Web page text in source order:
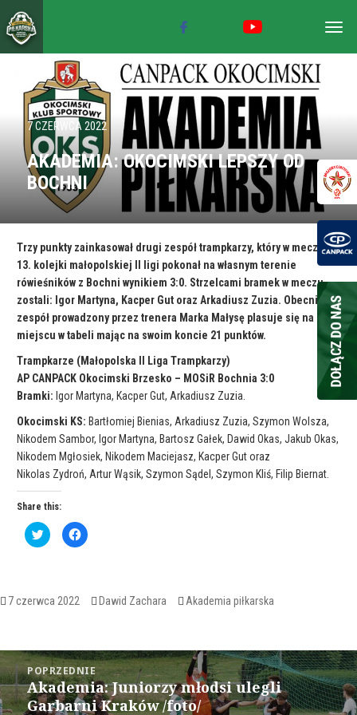
7 CZERWCA 2022
AKADEMIA: OKOCIMSKI LEPSZY OD
BOCHNI
Trzy punkty zainkasował drugi zespół trampkarzy, który w meczu
13. kolejki małopolskiej II ligi pokonał na własnym terenie
rówieśników z Bochni wynikiem 3:0. Strzelcami bramek w meczu
zostali: Igor Martyna, Kacper Gut oraz Arkadiusz Zuzia. Obecnie
zespół prowadzony przez trenera Marka Małysę plasuje się na 5
miejscu w tabeli mając na swoim koncie 21 punktów.
Trampkarze (Małopolska II Liga Trampkarzy)
AP CANPACK Okocimski Brzesko – MOSiR Bochnia 3:0
Bramki: Igor Martyna, Kacper Gut, Arkadiusz Zuzia.
Okocimski KS: Bartłomiej Bienias, Arkadiusz Zuzia, Szymon Wolsza,
Nikodem Sambor, Igor Martyna, Bartosz Gałek, Dawid Okas, Jakub Okas,
Nikodem Mgłosiek, Nikodem Maciejasz, Kacper Gut oraz
Nikolas Zydroń, Artur Wąsik, Szymon Sądel, Szymon Kliś, Filip Biernat.
Share this:
C
l
s
h
o
n
T
w
i
t
t
C
l
o
n
F
a
c
e
b
Opublikowano
7 czerwca 2022 Autor
Dawid Zachara Kategorie
Akademia piłkarska
Nawigacja
wpisu
POPRZEDNIE
Poprzedni
wpis:
Akademia: Juniorzy młodsi ulegli
Garbarni Kraków /foto/